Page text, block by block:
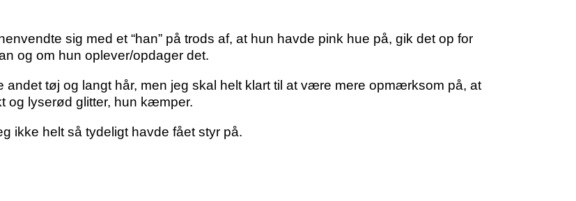
sig med et “han” på trods af, at hun havde pink hue på, gik det op for
og om hun oplever/opdager det.
andet tøj og langt hår, men jeg skal helt klart til at være mere opmærksom på, at
og lyserød glitter, hun kæmper.
ikke helt så tydeligt havde fået styr på.